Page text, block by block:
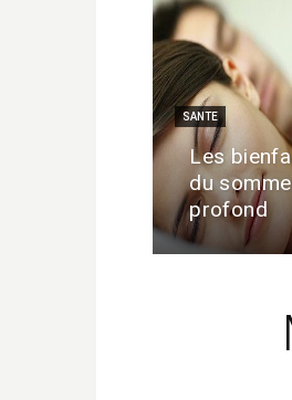
SANTE
Les
du
profond